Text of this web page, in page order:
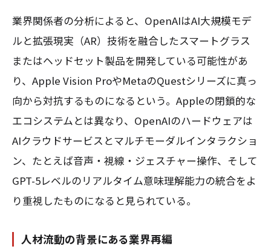
業界関係者の分析によると、OpenAIはAI大規模モデ
ルと拡張現実（AR）技術を融合したスマートグラス
またはヘッドセット製品を開発している可能性があ
り、Apple Vision ProやMetaのQuestシリーズに真っ
向から対抗するものになるという。Appleの閉鎖的な
エコシステムとは異なり、OpenAIのハードウェアは
AIクラウドサービスとマルチモーダルインタラクショ
ン、たとえば音声・視線・ジェスチャー操作、そして
GPT-5レベルのリアルタイム意味理解能力の統合をよ
り重視したものになると見られている。
人材流動の背景にある業界再編